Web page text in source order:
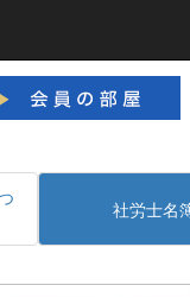
社労士名